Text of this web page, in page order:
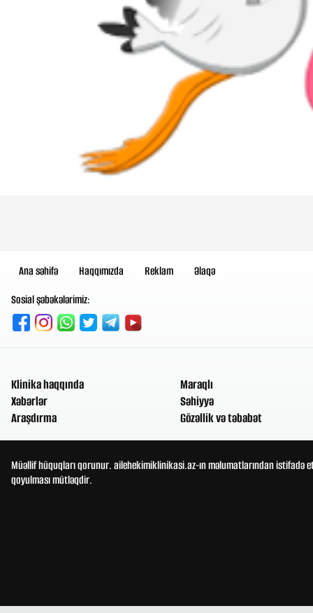
Ana səhifə Haqqımızda Reklam
Əlaqə
Sosial şəbəkələrimiz:
Klinika haqqında
Xəbərlər
Araşdırma
Maraqlı
Səhiyyə
Gözəllik və təbabət
Müəllif hüquqları qorunur. ailehekimiklinikasi.az-ın məlumatlarından
qoyulması mütləqdir.